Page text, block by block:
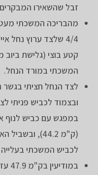
זבל שהשאירו
המשכתי במורד הנחל.
ובצמוד לכביש פניתי
במפגש עם כביש לנוף
(ק"מ 44.2),
לכביש המשכתי בעלייה